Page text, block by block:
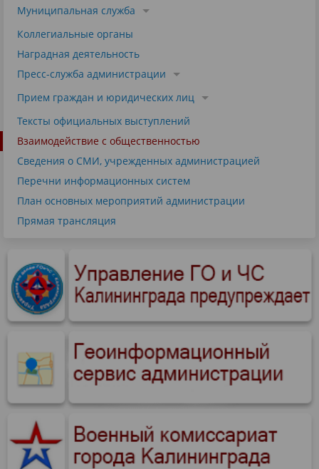
Муниципальная служба
Коллегиальные органы
Наградная деятельность
Пресс-служба администрации
Прием граждан и юридических лиц
Тексты официальных выступлений
Взаимодействие с общественностью
Сведения о СМИ, учрежденных администрацией
Перечни информационных систем
План основных мероприятий администрации
Прямая трансляция